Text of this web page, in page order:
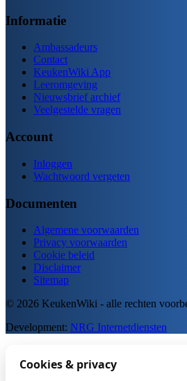
Informatie
Ambassadeurs
Contact
KeukenWiki App
Leeromgeving
Nieuwsbrief archief
Veelgestelde vragen
Account
Inloggen
Wachtwoord vergeten
Documenten
Algemene voorwaarden
Privacy voorwaarden
Cookie beleid
Disclaimer
Sitemap
© 2026 KeukenWiki - alle rechten
Development: NRG Internetdiensten
Cookies & privacy